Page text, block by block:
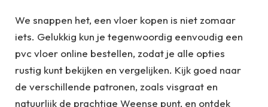
We snappen het, een vloer kopen is niet zomaar
iets. Gelukkig kun je tegenwoordig eenvoudig een
pvc vloer online bestellen, zodat je alle opties
rustig kunt bekijken en vergelijken. Kijk goed naar
de verschillende patronen, zoals visgraat en
natuurlijk de prachtige Weense punt, en ontdek